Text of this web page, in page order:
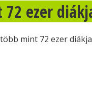
ezer
mint 72 ezer